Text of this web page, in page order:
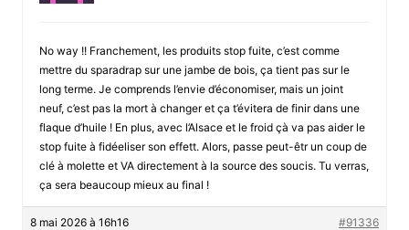
No way !! Franchement, les produits stop fuite, c’est comme
mettre du sparadrap sur une jambe de bois, ça tient pas sur le
long terme. Je comprends l’envie d’économiser, mais un joint
neuf, c’est pas la mort à changer et ça t’évitera de finir dans une
flaque d’huile ! En plus, avec l’Alsace et le froid çà va pas aider le
stop fuite à fidéeliser son effett. Alors, passe peut-êtr un coup de
clé à molette et VA directement à la source des soucis. Tu verras,
ça sera beaucoup mieux au final !
8 mai 2026 à 16h16 #91336